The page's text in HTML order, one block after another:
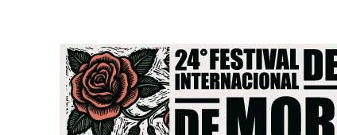
Image